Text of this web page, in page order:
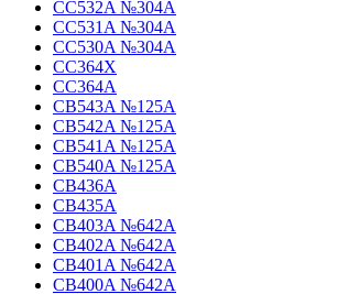
CC532A №304A
CC531A №304A
CC530A №304A
CC364X
CC364A
CB543A №125A
CB542A №125A
CB541A №125A
CB540A №125A
CB436A
CB435A
CB403A №642A
CB402A №642A
CB401A №642A
CB400A №642A